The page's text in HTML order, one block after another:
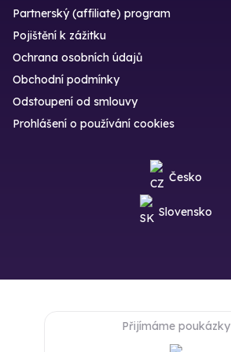
Partnerský (affiliate) program
Pojištění k zážitku
Ochrana osobních údajů
Obchodní podmínky
Odstoupení od smlouvy
Prohlášení o používání cookies
Česko
Slovensko
Přijímáme poukázky